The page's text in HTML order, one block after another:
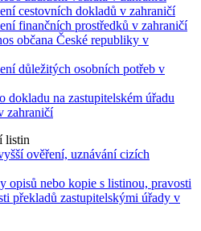
cestovních dokladů v zahraničí
finančních prostředků v zahraničí
občana České republiky v
důležitých osobních potřeb v
dokladu na zastupitelském úřadu
zahraničí
listin
ověření, uznávání cizích
opisů nebo kopie s listinou, pravosti
překladů zastupitelskými úřady v